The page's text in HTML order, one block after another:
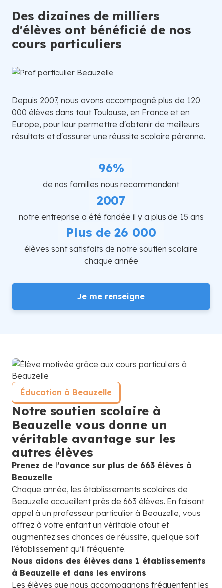
Des dizaines de milliers
d'élèves ont bénéficié de nos
cours particuliers
Depuis 2007, nous avons accompagné plus de 120
000 élèves dans tout Toulouse, en France et en
Europe, pour leur permettre d'obtenir de meilleurs
résultats et d'assurer une réussite scolaire pérenne.
96%
de nos familles nous recommandent
2007
notre entreprise a été fondée il y a plus de 15 ans
Plus de 26 000
élèves sont satisfaits de notre soutien scolaire
chaque année
Je me renseigne
Éducation à Beauzelle
Notre soutien scolaire à
Beauzelle vous donne un
véritable avantage sur les
autres élèves
Prenez de l’avance sur plus de 663 élèves à
Beauzelle
Chaque année, les établissements scolaires de
Beauzelle accueillent près de 663 élèves. En faisant
appel à un professeur particulier à Beauzelle, vous
offrez à votre enfant un véritable atout et
augmentez ses chances de réussite, quel que soit
l’établissement qu’il fréquente.
Nous aidons des élèves dans 1 établissements
à Beauzelle et dans les environs
Les élèves que nous accompagnons fréquentent les